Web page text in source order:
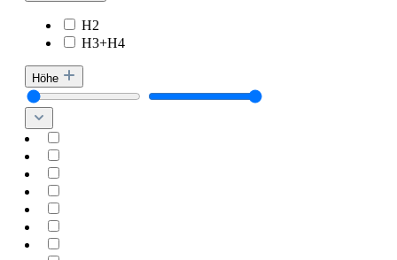
H2
H3+H4
Höhe